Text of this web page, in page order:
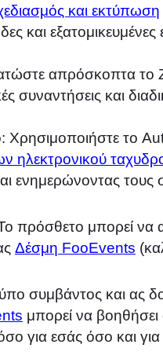
και εκτύπωση
και εξατομικευμένες
απρόσκοπτα το
συναντήσεις και
: Χρησιμοποιήστε το
ηλεκτρονικού
ενημερώνοντας τους
πρόσθετο μπορεί να
Δέσμη FooEvents
συμβάντος και ας
μπορεί να βοηθήσει
για εσάς όσο και